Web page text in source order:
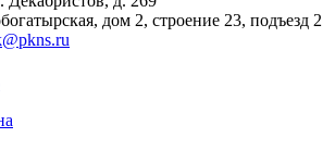
дом 2, строение 23, подъезд 2